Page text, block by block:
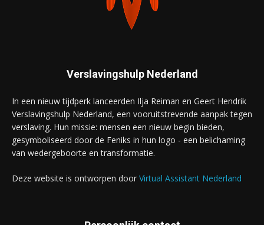
Verslavingshulp Nederland
In een nieuw tijdperk lanceerden Ilja Reiman en Geert Hendrik
Verslavingshulp Nederland, een vooruitstrevende aanpak tegen
verslaving. Hun missie: mensen een nieuw begin bieden,
gesymboliseerd door de Feniks in hun logo - een belichaming
van wedergeboorte en transformatie.
Deze website is ontworpen door Virtual Assistant Nederland